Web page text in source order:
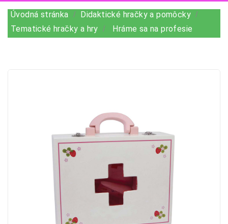
Úvodná stránka
Didaktické hračky a pomôcky
Tematické hračky a hry
Hráme sa na profesie